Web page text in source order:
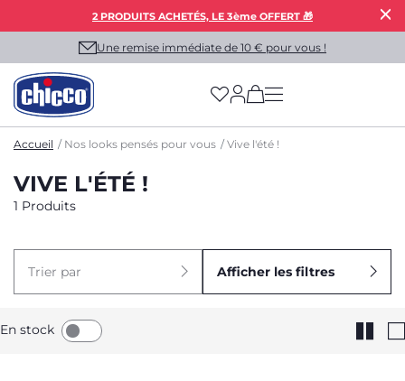
2 PRODUITS ACHETÉS, LE 3ème OFFERT 🎁
Une remise immédiate de 10 € pour vous !
(has more options
Accueil Nos looks pensés pour vous Vive l'été !
VIVE L'ÉTÉ !
1 Produits
Trier par Afficher les filtres
En stock